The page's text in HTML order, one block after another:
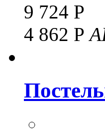
9 724 Р
4 862 Р